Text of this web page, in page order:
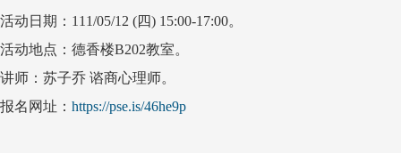
活动日期：111/05/12 (四) 15:00-17:00。
活动地点：德香楼B202教室。
讲师：苏子乔 谘商心理师。
报名网址： https://pse.is/46he9p